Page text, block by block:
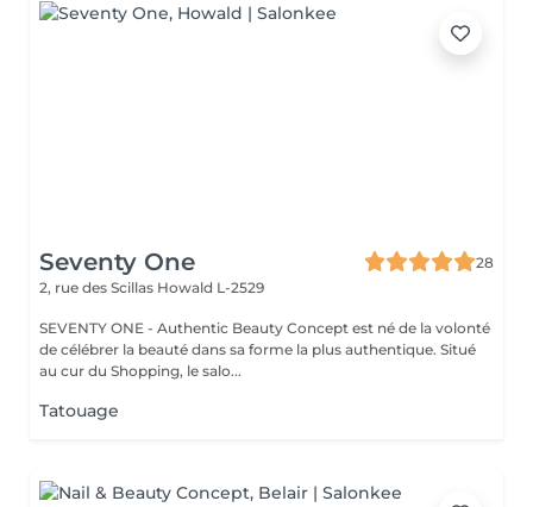
Seventy One
28
2, rue des Scillas Howald L-2529
SEVENTY ONE - Authentic Beauty Concept est né de la volonté
de célébrer la beauté dans sa forme la plus authentique. Situé
au cur du Shopping, le salo...
Tatouage